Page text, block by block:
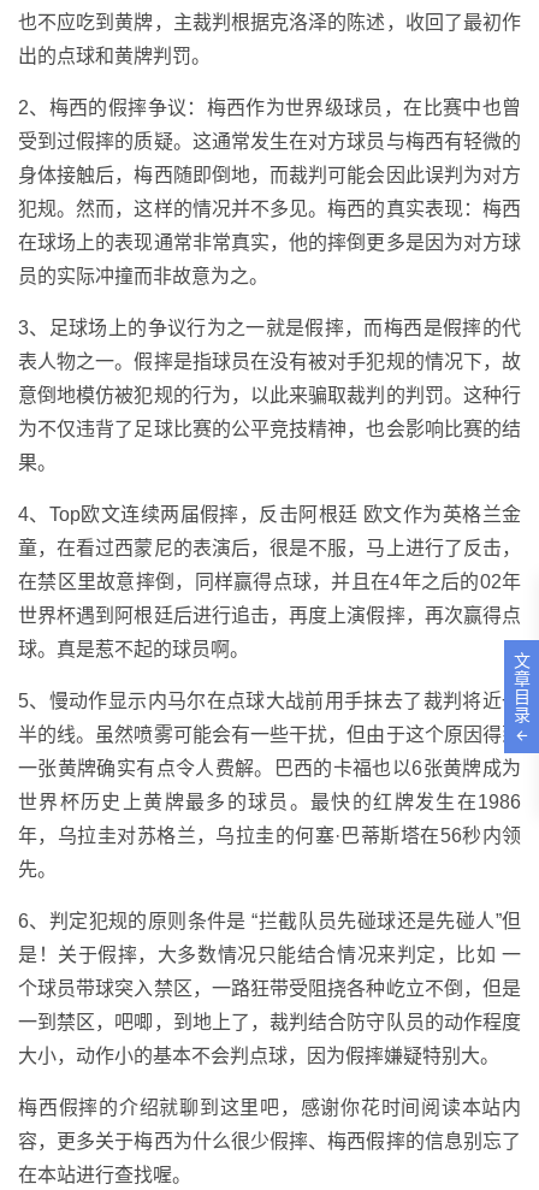
也不应吃到黄牌，主裁判根据克洛泽的陈述，收回了最初作
出的点球和黄牌判罚。
2、梅西的假摔争议：梅西作为世界级球员，在比赛中也曾
受到过假摔的质疑。这通常发生在对方球员与梅西有轻微的
身体接触后，梅西随即倒地，而裁判可能会因此误判为对方
犯规。然而，这样的情况并不多见。梅西的真实表现：梅西
在球场上的表现通常非常真实，他的摔倒更多是因为对方球
员的实际冲撞而非故意为之。
3、足球场上的争议行为之一就是假摔，而梅西是假摔的代
表人物之一。假摔是指球员在没有被对手犯规的情况下，故
意倒地模仿被犯规的行为，以此来骗取裁判的判罚。这种行
为不仅违背了足球比赛的公平竞技精神，也会影响比赛的结
果。
4、Top欧文连续两届假摔，反击阿根廷 欧文作为英格兰金
童，在看过西蒙尼的表演后，很是不服，马上进行了反击，
在禁区里故意摔倒，同样赢得点球，并且在4年之后的02年
世界杯遇到阿根廷后进行追击，再度上演假摔，再次赢得点
球。真是惹不起的球员啊。
5、慢动作显示内马尔在点球大战前用手抹去了裁判将近一
半的线。虽然喷雾可能会有一些干扰，但由于这个原因得到
一张黄牌确实有点令人费解。巴西的卡福也以6张黄牌成为
世界杯历史上黄牌最多的球员。最快的红牌发生在1986
年，乌拉圭对苏格兰，乌拉圭的何塞·巴蒂斯塔在56秒内领
先。
6、判定犯规的原则条件是 “拦截队员先碰球还是先碰人”但
是！关于假摔，大多数情况只能结合情况来判定，比如 一
个球员带球突入禁区，一路狂带受阻挠各种屹立不倒，但是
一到禁区，吧唧，到地上了，裁判结合防守队员的动作程度
大小，动作小的基本不会判点球，因为假摔嫌疑特别大。
梅西假摔的介绍就聊到这里吧，感谢你花时间阅读本站内
容，更多关于梅西为什么很少假摔、梅西假摔的信息别忘了
在本站进行查找喔。
文
章
目
录